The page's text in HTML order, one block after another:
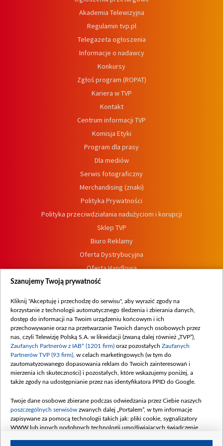
Akademia Telewizyjna
Regulamin tvp.pl
Telegazeta ogłoszenia
Informacje o nadawcy
Konkursy
Zgłoś program (ROPAT)
Kariera w TVP
Kontakt
Centrum informacji TVP
Komisja Etyki
Program dla prasy
Dla mediów
Serwis fotograficzny
Merchandising (znaki)
Polityka Prywatności
Polityka przeciwdziałania nadużyciom i korupcji
Sklep TVP
Biuro Reklamy
Oferta Dystrybucyjna
Oferta Handlowa
Dostępność
Procedura zgłoszeń wewnętrznych
Szanujemy Twoją prywatność
Kliknij "Akceptuję i przechodzę do serwisu", aby wyrazić zgody na
korzystanie z technologii automatycznego śledzenia i zbierania danych,
dostęp do informacji na Twoim urządzeniu końcowym i ich
przechowywanie oraz na przetwarzanie Twoich danych osobowych przez
nas, czyli Telewizję Polską S.A. w likwidacji (zwaną dalej również „TVP”),
Zaufanych Partnerów z IAB* (1201 firm) oraz pozostałych Zaufanych
Partnerów TVP (93 firm) , w celach marketingowych (w tym do
zautomatyzowanego dopasowania reklam do Twoich zainteresowań i
mierzenia ich skuteczności) i pozostałych, które wskazujemy poniżej, a
także zgody na udostępnianie przez nas identyfikatora PPID do Google.
Twoje dane osobowe zbierane podczas odwiedzania przez Ciebie naszych
poszczególnych serwisów zwanych dalej „Portalem”, w tym informacje
zapisywane za pomocą technologii takich jak: pliki cookie, sygnalizatory
WWW lub innych podobnych technologii umożliwiających świadczenie